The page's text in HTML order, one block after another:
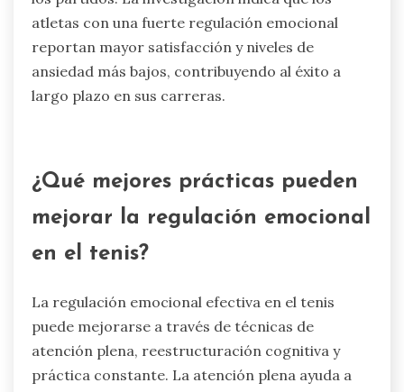
conduce a un mejor rendimiento, resiliencia y
salud mental. Los jugadores con un control
emocional efectivo pueden mantener el enfoque,
gestionar el estrés y recuperarse de
atletas con una fuerte regulación emocional
reportan mayor satisfacción y niveles de
ansiedad más bajos, contribuyendo al éxito a
largo plazo en sus carreras.
¿Qué mejores prácticas pueden
mejorar la regulación emocional